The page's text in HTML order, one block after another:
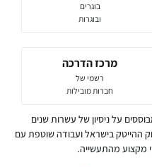
בוגרים
ובוגרות
מרכז הדרכה
רשמי של
חברות מובילות
על ניסיון של עשרות שנים
ההייטק בישראל ועבודה שוטפת עם
מקצוע מהתעשייה.